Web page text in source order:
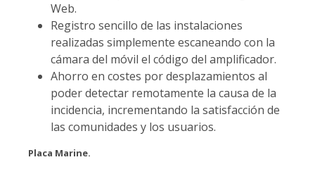
Web.
Registro sencillo de las instalaciones
realizadas simplemente escaneando con la
cámara del móvil el código del amplificador.
Ahorro en costes por desplazamientos al
poder detectar remotamente la causa de la
incidencia, incrementando la satisfacción de
las comunidades y los usuarios.
Placa Marine.